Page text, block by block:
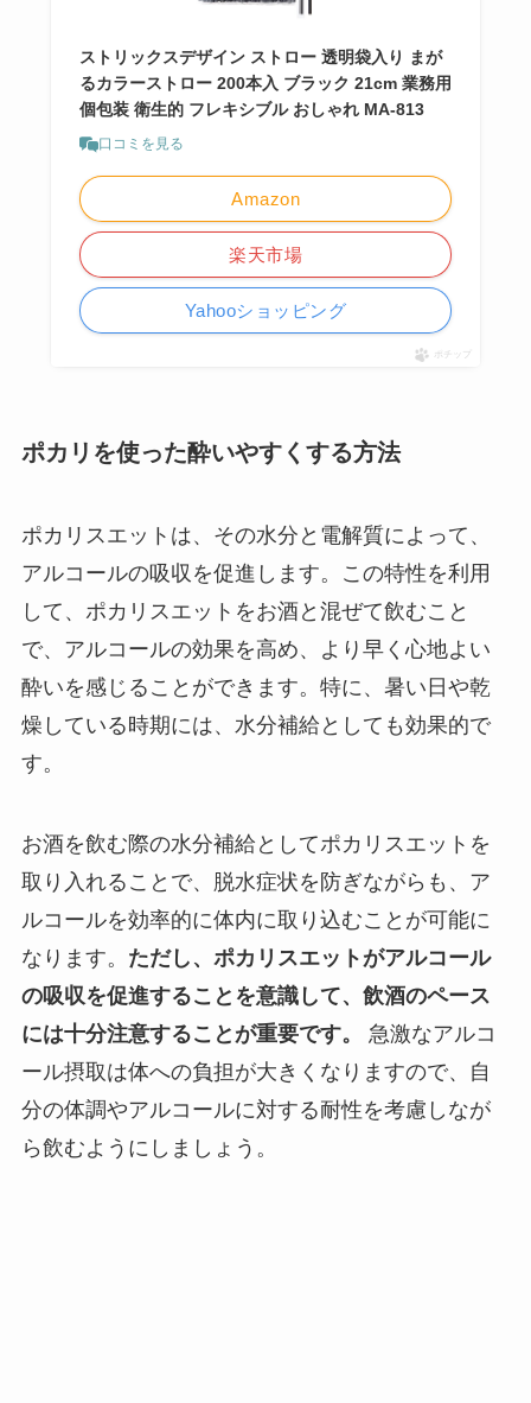
ストリックスデザイン ストロー 透明袋入り まが
るカラーストロー 200本入 ブラック 21cm 業務用
個包装 衛生的 フレキシブル おしゃれ MA-813
口コミを見る
Amazon
楽天市場
Yahooショッピング
ポチップ
ポカリを使った酔いやすくする方法
ポカリスエットは、その水分と電解質によって、
アルコールの吸収を促進します。この特性を利用
して、ポカリスエットをお酒と混ぜて飲むこと
で、アルコールの効果を高め、より早く心地よい
酔いを感じることができます。特に、暑い日や乾
燥している時期には、水分補給としても効果的で
す。
お酒を飲む際の水分補給としてポカリスエットを
取り入れることで、脱水症状を防ぎながらも、ア
ルコールを効率的に体内に取り込むことが可能に
なります。 ただし、ポカリスエットがアルコール
の吸収を促進することを意識して、飲酒のペース
には十分注意することが重要です。
急激なアルコ
ール摂取は体への負担が大きくなりますので、自
分の体調やアルコールに対する耐性を考慮しなが
ら飲むようにしましょう。